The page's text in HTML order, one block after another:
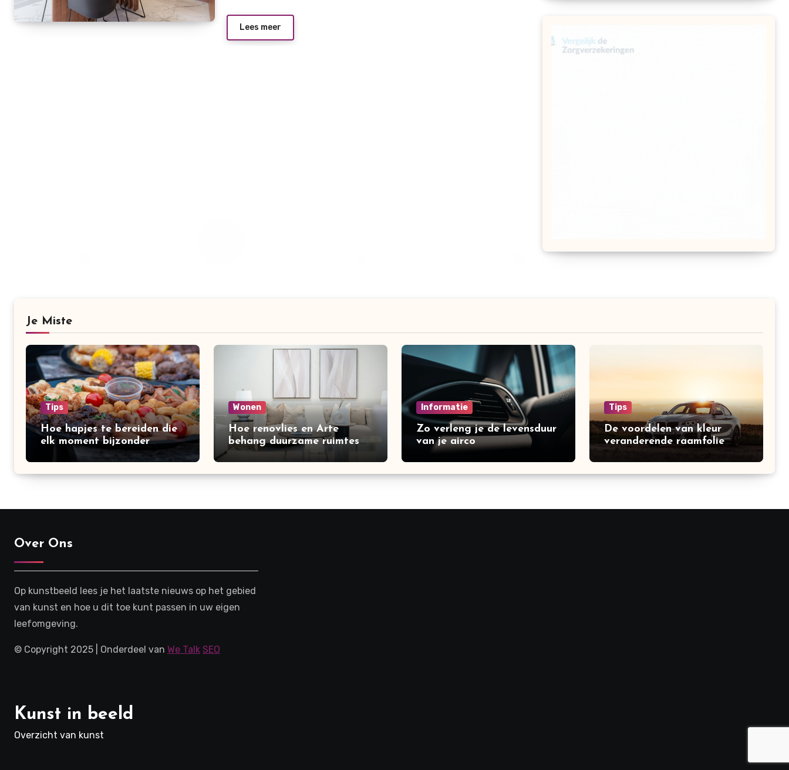
Lees meer
Je Miste
Tips
Hoe hapjes te bereiden die
elk moment bijzonder
Wonen
Hoe renovlies en Arte
behang duurzame ruimtes
creëren
Informatie
Zo verleng je de levensduur
van je airco
Tips
De voordelen van kleur
veranderende raamfolie
Over Ons
Op kunstbeeld lees je het laatste nieuws op het gebied
van kunst en hoe u dit toe kunt passen in uw eigen
leefomgeving.
© Copyright 2025 | Onderdeel van We Talk SEO
Kunst in beeld
Overzicht van kunst